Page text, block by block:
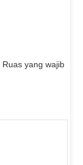
Ruas yang wajib